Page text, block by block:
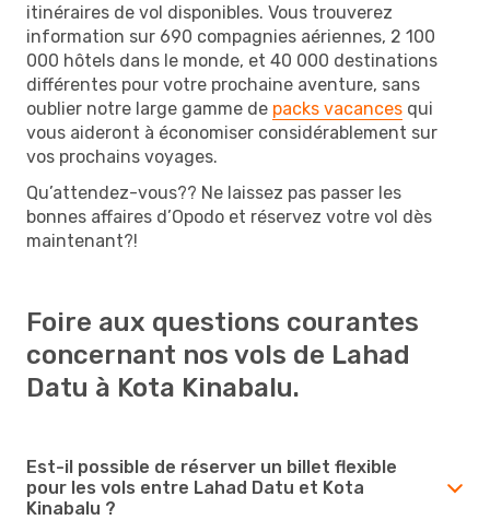
itinéraires de vol disponibles. Vous trouverez
information sur 690 compagnies aériennes, 2 100
000 hôtels dans le monde, et 40 000 destinations
différentes pour votre prochaine aventure, sans
oublier notre large gamme de packs vacances qui
vous aideront à économiser considérablement sur
vos prochains voyages.
Qu’attendez-vous?? Ne laissez pas passer les
bonnes affaires d’Opodo et réservez votre vol dès
maintenant?!
Foire aux questions courantes
concernant nos vols de Lahad
Datu à Kota Kinabalu.
Est-il possible de réserver un billet flexible
pour les vols entre Lahad Datu et Kota
Kinabalu ?